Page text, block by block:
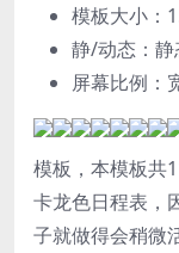
模板大小：
静/动态：静
屏幕比例：
模板，本模板共
卡龙色日程表，
子就做得会稍微